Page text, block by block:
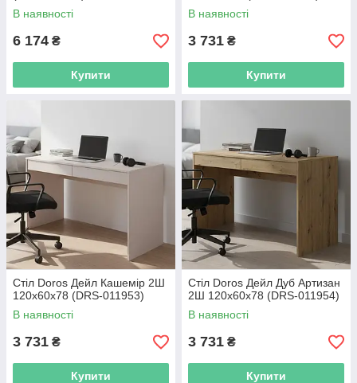
В наявності
6 174 ₴
Купити
В наявності
3 731 ₴
Купити
Стіл Doros Дейл Кашемір 2Ш
120х60х78 (DRS-011953)
В наявності
3 731 ₴
Купити
Стіл Doros Дейл Дуб Артизан
2Ш 120х60х78 (DRS-011954)
В наявності
3 731 ₴
Купити